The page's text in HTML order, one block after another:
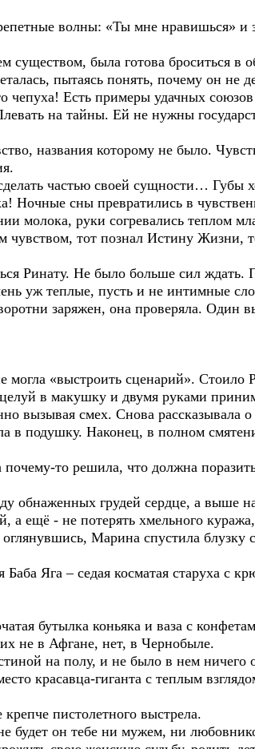
волны: «Ты мне нравишься» и
была готова броситься в
пытаясь понять, почему он не
чепуха! Есть примеры удачных
на тайны. Ей не нужны
названия которому не было.
частью своей сущности… Губы
Ночные сны превратились в
молока, руки согревались теплом
тот познал Истину Жизни,
Не было больше сил ждать.
уж теплые, пусть и не интимные
заряжен, она проверяла. Один
«выстроить сценарий». Стоило
в макушку и двумя руками
вызывая смех. Снова рассказывала
в подушку. Наконец, в полном
то решила, что должна
обнаженных грудей сердце, а выше
а ещё - не потерять хмельного
Марина спустила блузку
Яга – седая косматая старуха с
бутылка коньяка и ваза с
не в Афгане, нет, в Чернобыле.
на полу, и не было в нем ничего
красавца-гиганта с теплым
пистолетного выстрела.
будет он тебе ни мужем, ни